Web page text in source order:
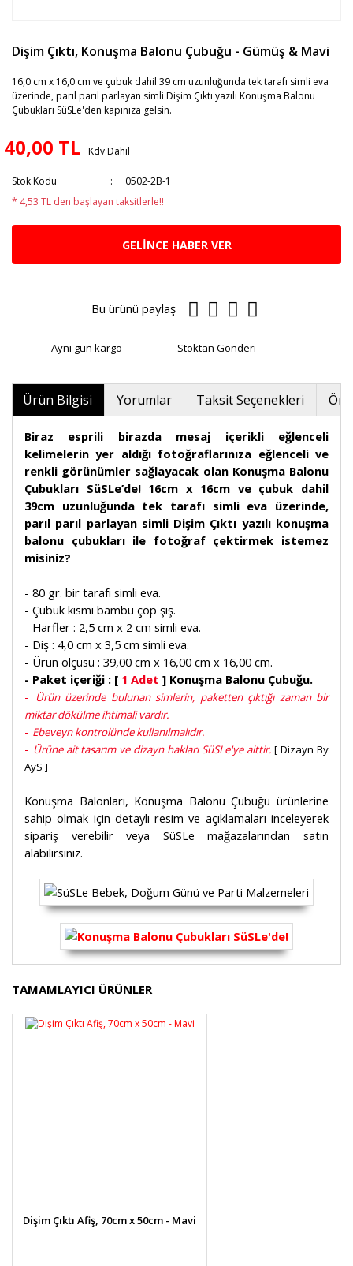
Dişim Çıktı, Konuşma Balonu Çubuğu - Gümüş & Mavi
16,0 cm x 16,0 cm ve çubuk dahil 39 cm uzunluğunda tek tarafı simli eva
üzerinde, parıl parıl parlayan simli Dişim Çıktı yazılı Konuşma Balonu
Çubukları SüSLe'den kapınıza gelsin.
40,00 TL Kdv Dahil
Stok Kodu
0502-2B-1
* 4,53 TL den başlayan taksitlerle!!
GELİNCE HABER VER
Bu ürünü paylaş
Aynı gün kargo Stoktan Gönderi
Ürün Bilgisi Yorumlar Taksit Seçenekleri
Biraz esprili birazda mesaj içerikli eğlenceli
kelimelerin yer aldığı fotoğraflarınıza eğlenceli ve
renkli görünümler sağlayacak olan Konuşma Balonu
Çubukları SüSLe’de! 16cm x 16cm ve çubuk dahil
39cm uzunluğunda tek tarafı simli eva üzerinde,
parıl parıl parlayan simli Dişim Çıktı yazılı konuşma
balonu çubukları ile fotoğraf çektirmek istemez
misiniz?
- 80 gr. bir tarafı simli eva.
- Çubuk kısmı bambu çöp şiş.
- Harfler : 2,5 cm x 2 cm simli eva.
- Diş : 4,0 cm x 3,5 cm simli eva.
- Ürün ölçüsü : 39,00 cm x 16,00 cm x 16,00 cm.
- Paket içeriği : [ 1 Adet ] Konuşma Balonu Çubuğu.
-
Ürün üzerinde bulunan simlerin, paketten çıktığı zaman bir
miktar dökülme ihtimali vardır.
- Ebeveyn kontrolünde kullanılmalıdır.
- Ürüne ait tasarım ve dizayn hakları SüSLe'ye aittir. [ Dizayn By
AyS ]
Konuşma Balonları, Konuşma Balonu Çubuğu ürünlerine
sahip olmak için detaylı resim ve açıklamaları inceleyerek
sipariş verebilir veya SüSLe mağazalarından satın
alabilirsiniz.
Bu ürünün fiyat bilgisi, resim, ürün açıklamalarında ve
diğer konularda yetersiz gördüğünüz noktaları öneri
formunu kullanarak tarafımıza iletebilirsiniz.
Görüş ve önerileriniz için teşekkür ederiz.
TAMAMLAYICI ÜRÜNLER
Dişim Çıktı Afiş, 70cm x 50cm - Mavi